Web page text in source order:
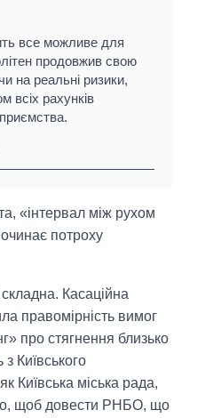
все можливе для
продовжив свою
на реальні ризики,
всіх рахунків
«інтервал між рухом
потроху
Касаційна
правомірність вимог
про стягнення близько
з Київського
Київська міська рада,
щоб довести РНБО, що